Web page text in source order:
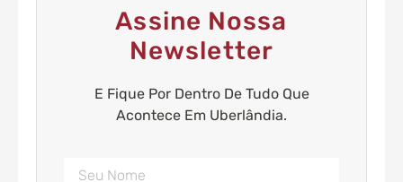
Assine Nossa
Newsletter
E Fique Por Dentro De Tudo Que
Acontece Em Uberlândia.